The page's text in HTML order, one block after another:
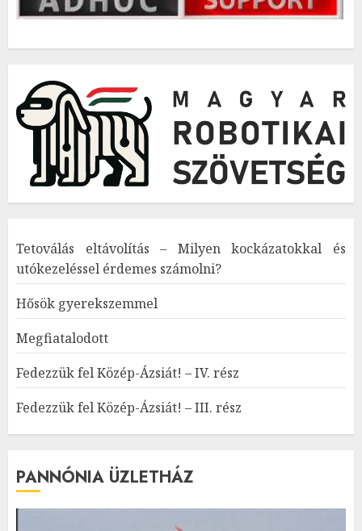
Tetoválás eltávolítás – Milyen kockázatokkal és
utókezeléssel érdemes számolni?
Hősök gyerekszemmel
Megfiatalodott
Fedezzük fel Közép-Ázsiát! – IV. rész
Fedezzük fel Közép-Ázsiát! – III. rész
PANNÓNIA ÜZLETHÁZ